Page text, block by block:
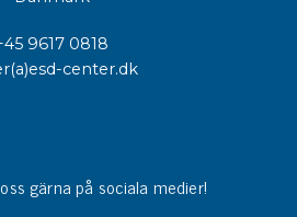
9617 0818
center.dk
gärna på sociala medier!